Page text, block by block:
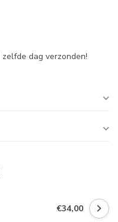
zelfde dag verzonden!
€34,00